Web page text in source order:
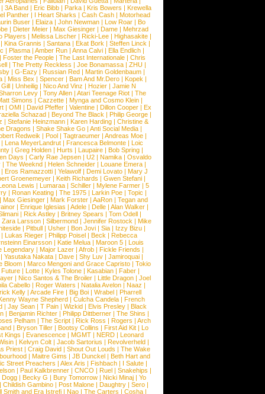
3A Band| Eric Bibb| Parka| Kris Bowers | Krewella
Panther| I Heart Sharks | Cash Cash| Motorhead
Buser | Elaiza | John Newman | Low Roar | Bo
| Dieter Meier | Max Giesinger | Dame | Mehrzad
Players | Melissa Lischer | Ricki-Lee | Highasakite |
Kina Grannis | Santana | Ekat Bork | Steffen Linck |
| Plasma | Amber Run | Anna Calvi | Ella Endlich |
Foster the People| The Last Internationale| Chris
| The Pretty Reckless | Joe Bonamassa| ZHU|
| G-Eazy| Russian Red| Martin Goldenbaum|
| Miss Bex | Spencer | Bam And Mr.Dero | Kopek |
| Unheilig | Nico And Vinz | Hozier | Jamie N
Levy| Tony Allen| Atari Teenage Riot| The
Simons | Cazzette | Mynga and Cosmo Klein |
| OMI | David Pfeffer | Valentine | Dillon Cooper | Ex
Schazad | Beyond The Black | Philip George |
| Stefanie Heinzmann| Karen Harding| Christine &
Dragons | Shake Shake Go | Anti Social Media |
Redweik | Pool| Tagtraeumer| Andreas Moe|
| Lena MeyerLandrut | Francesca Belmonte | Loic
| Greg Holden| Hurts | Laupaire| Bob Spring|
Days | Carly Rae Jepsen| U2| Namika| Osvaldo
| The Weeknd| Helen Schneider| Louane Emera|
| Eros Ramazzotti | Yelawolf | Demi Lovato | Mary J
Groenemeyer | Keith Richards | Gwen Stefani |
Lewis | Lumaraa| Schiller| Mylene Farmer| 5
| Ronan Keating| The 1975| Larkin Poe| Topic |
Max Giesinger| Mark Forster| AaRon| Tegan and
| Enrique Iglesias | Adele| Delle| Alan Walker|
| Rick Astley | Britney Spears | Tom Odell |
Zara Larsson| Silbermond| Jennifer Rostock | Mike
| Pitbull| Usher| Bon Jovi| Sia| Izzy Bizu|
| Lukas Rieger | Philipp Poisel | Beck | Rebecca
Einarsson | Katie Melua | Maroon 5 | Louis
Legendary | Major Lazer | Afrob | Fickle Friends |
Yasutaka Nakata| Dave| Shy Luv| Jamiroquai|
Bloom | Marco Mengoni and Grace Capristo | Tokio
Future | Lotte | Kyles Tolone | Kasabian | Faber |
| Nico Santos & The Broiler| Little Dragon| Joel
Cabello| Roger Waters | Natalia Avelon| Naaz |
Kelly | Arcade Fire | Big Boi | Wrabel | Pharrell
Wayne Shepherd| Culcha Candela| French
| Jay Sean| T Pain| Wizkid| Elvis Presley| Black
| Benjamin Richter | Philipp Dittberner | The Shins |
Pelham | The Script | Rick Ross | Rogers | Arch
| Bryson Tiller | Bootsy Collins | First Aid Kit | Lo
Kings | Evanescence| MGMT| NERD| Leonard
| Kelvyn Colt| Jacob Sartorius | Revolverheld|
Priest | Craig David | Shout Out Louds | The Wake
| Maitre Gims | JB Dunckel| Beth Hart and
Street Preachers | Alex Aris | Fishbach | I Salute |
| Paul Kalkbrenner| CNCO | Ruel| Snakehips |
Dogg | Becky G | Bury Tomorrow | Nicki Minaj | Yo
Childish Gambino| Post Malone| Daughtry| Sero|
Smith and Era Istrefi| Nao| The Carters | Cosha|